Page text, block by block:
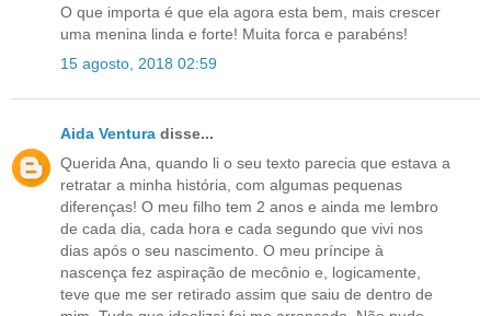
O que importa é que ela agora esta bem, mais crescer
uma menina linda e forte! Muita forca e parabéns!
15 agosto, 2018 02:59
Aida Ventura disse...
Querida Ana, quando li o seu texto parecia que estava a
retratar a minha história, com algumas pequenas
diferenças! O meu filho tem 2 anos e ainda me lembro
de cada dia, cada hora e cada segundo que vivi nos
dias após o seu nascimento. O meu príncipe à
nascença fez aspiração de mecônio e, logicamente,
teve que me ser retirado assim que saiu de dentro de